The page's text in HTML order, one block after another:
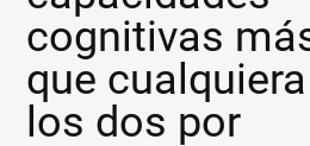
cognitivas
que
los dos por